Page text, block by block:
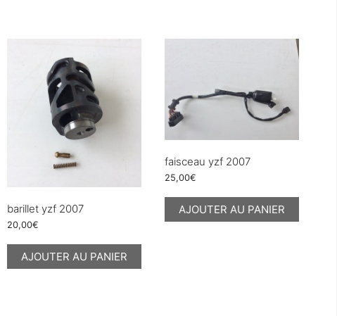
barillet yzf 2007
20,00€
AJOUTER AU PANIER
faisceau yzf 2007
25,00€
AJOUTER AU PANIER